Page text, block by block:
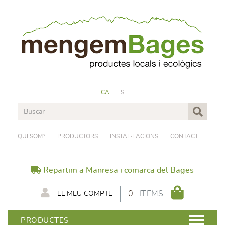
CA ES
QUI SOM? PRODUCTORS INSTAL·LACIONS CONTACTE
Repartim a Manresa i comarca del Bages
0 ITEMS
EL MEU COMPTE
PRODUCTES